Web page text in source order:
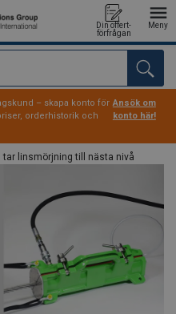
Din offert-
förfrågan
Meny
– skapa konto för
orderhistorik och
Ansök om
konto här!
linsmörjning till nästa nivå